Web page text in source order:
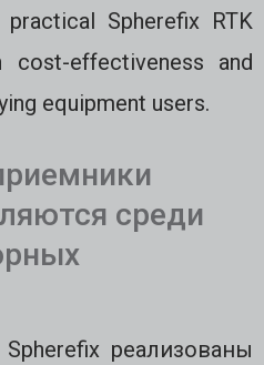
Spherefix RTK
effectiveness and
equipment users.
среди
реализованы